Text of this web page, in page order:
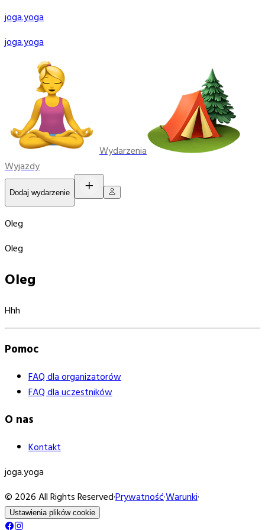
joga.yoga
joga.yoga
Wydarzenia
Wyjazdy
Dodaj wydarzenie
Oleg
Oleg
Oleg
Hhh
Pomoc
FAQ dla organizatorów
FAQ dla uczestników
O nas
Kontakt
joga.yoga
© 2026 All Rights Reserved·Prywatność·Warunki·
Ustawienia plików cookie